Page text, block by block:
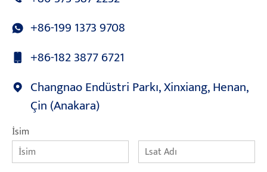
+86-199 1373 9708
+86-182 3877 6721
Changnao Endüstri Parkı, Xinxiang, Henan,
Çin (Anakara)
İsim